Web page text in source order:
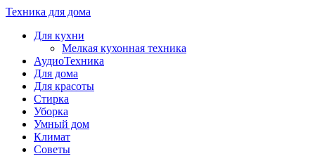
Техника для дома
Для кухни
Мелкая кухонная техника
АудиоТехника
Для дома
Для красоты
Стирка
Уборка
Умный дом
Климат
Советы